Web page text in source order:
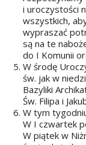
i uroczystości
wszystkich,
wypraszać
są na te
do I Komunii
W środę
św. jak w
Bazyliki
Św. Filipa i
W tym
W I czwartek
W piątek w